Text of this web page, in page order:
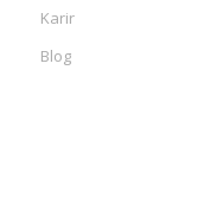
Karir
Blog